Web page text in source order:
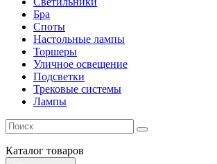
Бра
Споты
Настольные лампы
Торшеры
Уличное освещение
Подсветки
Трековые системы
Лампы
Каталог товаров